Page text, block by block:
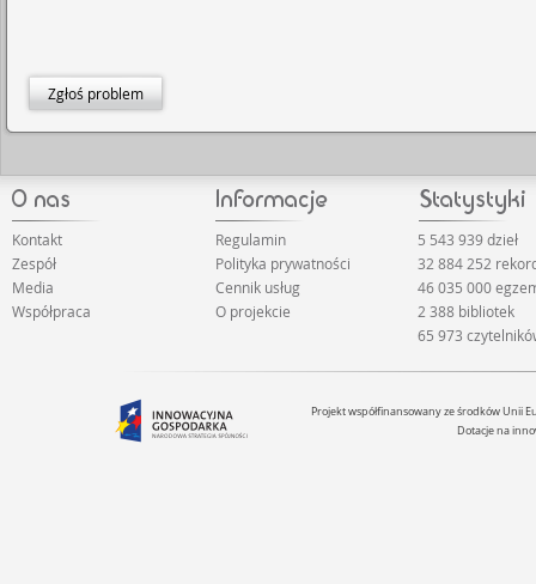
Zgłoś problem
Kontakt
Zespół
Media
Współpraca
Regulamin
Polityka prywatności
Cennik usług
O projekcie
5 543 939 dzieł
32 884 252
46 035 000
2 388 bibliotek
65 973
Projekt współfinansowany ze środków Unii
Dotacje na